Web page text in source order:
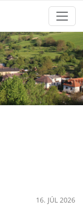
16. JÚL 2026